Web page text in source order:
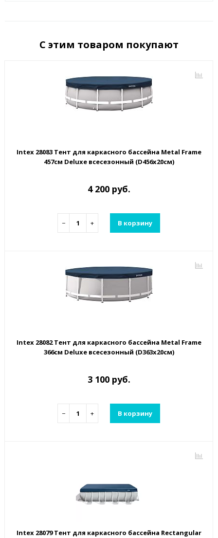
С этим товаром покупают
Intex 28083 Тент для каркасного бассейна Metal Frame
457см Deluxe всесезонный (D456х20см)
4 200 руб.
− + В корзину
Intex 28082 Тент для каркасного бассейна Metal Frame
366см Deluxe всесезонный (D363х20см)
3 100 руб.
− + В корзину
Intex 28079 Тент для каркасного бассейна Rectangular